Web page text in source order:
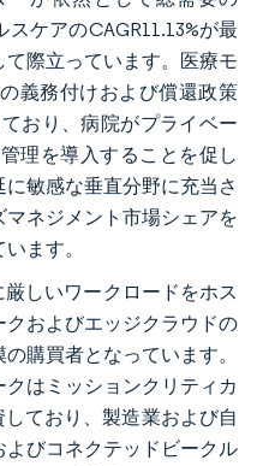
ケアのCAGR11.13%が最
際立っています。医療モ
義務付けおよび償還政策
おり、病院がプライベー
理を導入することを促し
敏感な垂直分野に充当さ
ネジメント市場シェアを
ます。
しいワークロードをホス
クおよびエッジクラウドの
購買者となっています。
はミッションクリティカ
ており、製造業および自
びコネクテッドビークル